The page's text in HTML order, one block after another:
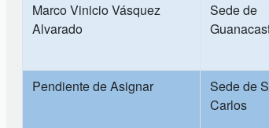
Marco Vinicio Vásquez
Alvarado
Sede de
Pendiente de Asignar
Sede de
Carlos